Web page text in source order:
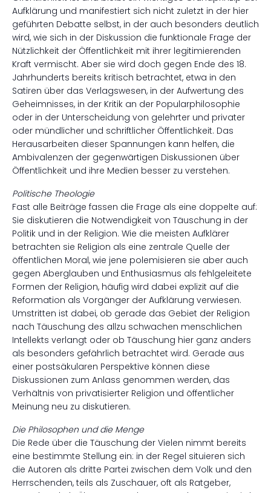
Aufklärung und manifestiert sich nicht zuletzt in der hier
geführten Debatte selbst, in der auch besonders deutlich
wird, wie sich in der Diskussion die funktionale Frage der
Nützlichkeit der Öffentlichkeit mit ihrer legitimierenden
Kraft vermischt. Aber sie wird doch gegen Ende des 18.
Jahrhunderts bereits kritisch betrachtet, etwa in den
Satiren über das Verlagswesen, in der Aufwertung des
Geheimnisses, in der Kritik an der Popularphilosophie
oder in der Unterscheidung von gelehrter und privater
oder mündlicher und schriftlicher Öffentlichkeit. Das
Herausarbeiten dieser Spannungen kann helfen, die
Ambivalenzen der gegenwärtigen Diskussionen über
Öffentlichkeit und ihre Medien besser zu verstehen.
Politische Theologie
Fast alle Beiträge fassen die Frage als eine doppelte auf:
Sie diskutieren die Notwendigkeit von Täuschung in der
Politik und in der Religion. Wie die meisten Aufklärer
betrachten sie Religion als eine zentrale Quelle der
öffentlichen Moral, wie jene polemisieren sie aber auch
gegen Aberglauben und Enthusiasmus als fehlgeleitete
Formen der Religion, häufig wird dabei explizit auf die
Reformation als Vorgänger der Aufklärung verwiesen.
Umstritten ist dabei, ob gerade das Gebiet der Religion
nach Täuschung des allzu schwachen menschlichen
Intellekts verlangt oder ob Täuschung hier ganz anders
als besonders gefährlich betrachtet wird. Gerade aus
einer postsäkularen Perspektive können diese
Diskussionen zum Anlass genommen werden, das
Verhältnis von privatisierter Religion und öffentlicher
Meinung neu zu diskutieren.
Die Philosophen und die Menge
Die Rede über die Täuschung der Vielen nimmt bereits
eine bestimmte Stellung ein: in der Regel situieren sich
die Autoren als dritte Partei zwischen dem Volk und den
Herrschenden, teils als Zuschauer, oft als Ratgeber,